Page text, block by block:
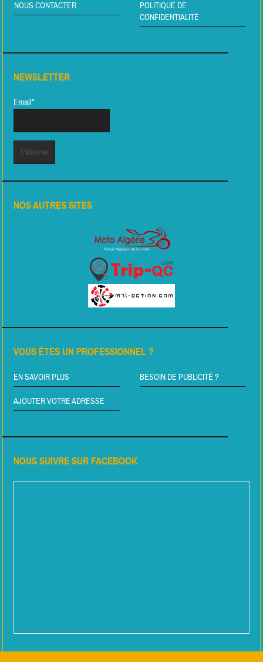
NOUS CONTACTER
POLITIQUE DE
CONFIDENTIALITÉ
NEWSLETTER
Email*
NOS AUTRES SITES
VOUS ÊTES UN PROFESSIONNEL ?
EN SAVOIR PLUS BESOIN DE PUBLICITÉ ?
AJOUTER VOTRE ADRESSE
NOUS SUIVRE SUR FACEBOOK